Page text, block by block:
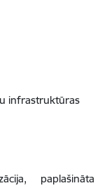
infrastruktūras
paplašināta